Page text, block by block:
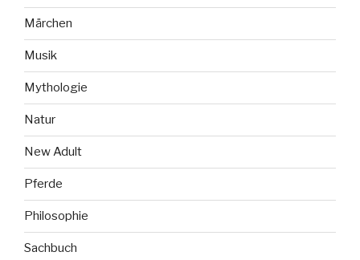
Märchen
Musik
Mythologie
Natur
New Adult
Pferde
Philosophie
Sachbuch